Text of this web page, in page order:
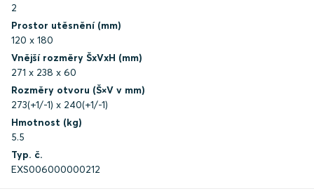
2
Prostor utěsnění (mm)
120 x 180
Vnější rozměry ŠxVxH (mm)
271 x 238 x 60
Rozměry otvoru (Š×V v mm)
273(+1/-1) x 240(+1/-1)
Hmotnost (kg)
5.5
Typ. č.
EXS006000000212